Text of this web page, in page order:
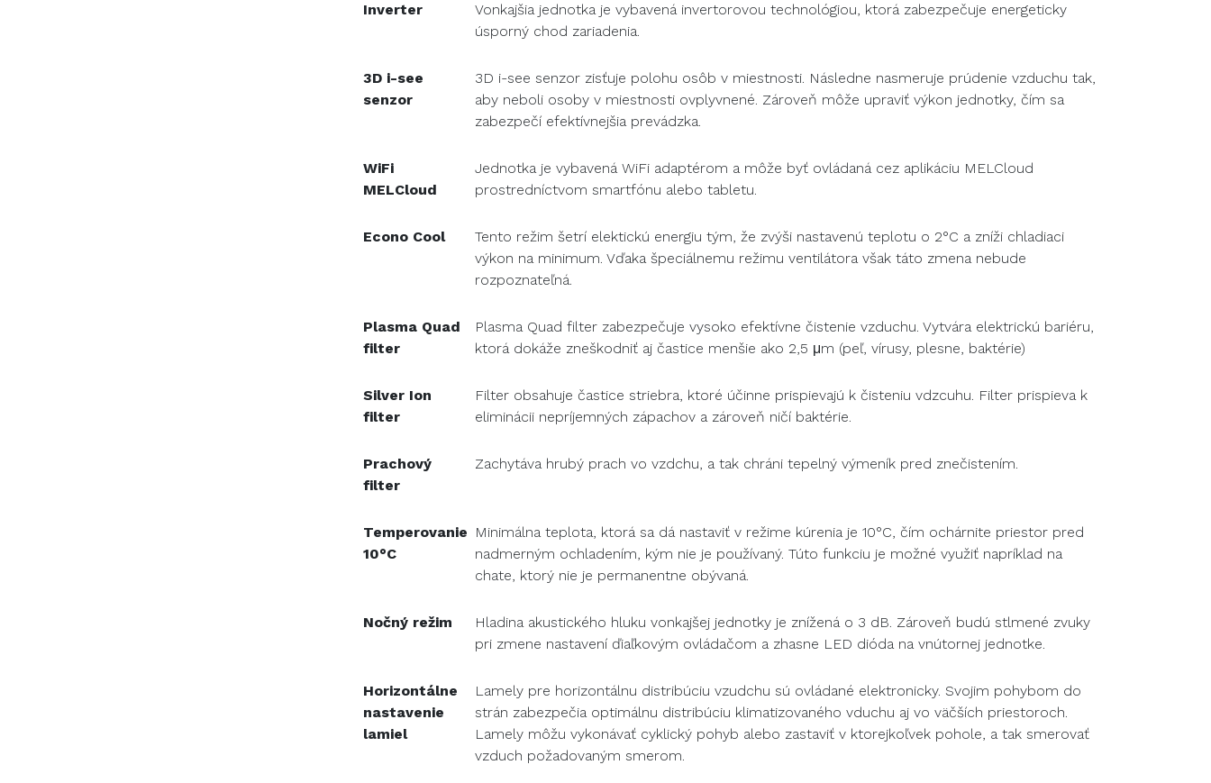
Inverter
Vonkajšia jednotka je vybavená invertorovou technológiou, ktorá zabezpečuje energeticky
úsporný chod zariadenia.
3D i-see
senzor
3D i-see senzor zisťuje polohu osôb v miestnosti. Následne nasmeruje prúdenie vzduchu tak,
aby neboli osoby v miestnosti ovplyvnené. Zároveň môže upraviť výkon jednotky, čím sa
zabezpečí efektívnejšia prevádzka.
WiFi
MELCloud
Jednotka je vybavená WiFi adaptérom a môže byť ovládaná cez aplikáciu MELCloud
prostredníctvom smartfónu alebo tabletu.
Econo Cool
Tento režim šetrí elektickú energiu tým, že zvýši nastavenú teplotu o 2°C a zníži chladiaci
výkon na minimum. Vďaka špeciálnemu režimu ventilátora však táto zmena nebude
rozpoznateľná.
Plasma Quad
filter
Plasma Quad filter zabezpečuje vysoko efektívne čistenie vzduchu. Vytvára elektrickú bariéru,
ktorá dokáže zneškodniť aj častice menšie ako 2,5 μm (peľ, vírusy, plesne, baktérie)
Silver Ion
filter
Filter obsahuje častice striebra, ktoré účinne prispievajú k čisteniu vdzcuhu. Filter prispieva k
eliminácii nepríjemných zápachov a zároveň ničí baktérie.
Prachový
filter
Zachytáva hrubý prach vo vzdchu, a tak chráni tepelný výmeník pred znečistením.
Temperovanie
10°C
Minimálna teplota, ktorá sa dá nastaviť v režime kúrenia je 10°C, čím ochárnite priestor pred
nadmerným ochladením, kým nie je používaný. Túto funkciu je možné využiť napríklad na
chate, ktorý nie je permanentne obývaná.
Nočný režim
Hladina akustického hluku vonkajšej jednotky je znížená o 3 dB. Zároveň budú stlmené zvuky
pri zmene nastavení ďiaľkovým ovládačom a zhasne LED dióda na vnútornej jednotke.
Horizontálne
nastavenie
lamiel
Lamely pre horizontálnu distribúciu vzudchu sú ovládané elektronicky. Svojim pohybom do
strán zabezpečia optimálnu distribúciu klimatizovaného vduchu aj vo väčších priestoroch.
Lamely môžu vykonávať cyklický pohyb alebo zastaviť v ktorejkoľvek pohole, a tak smerovať
vzduch požadovaným smerom.